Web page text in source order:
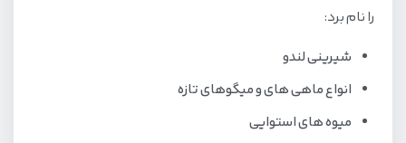
را نام برد:
شیرینی لندو
انواع ماهی های و میگوهای تازه
میوه های استوایی